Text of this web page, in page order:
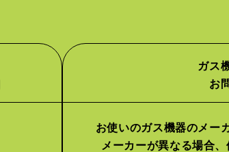
ガス
お
お使いのガス機器のメー
メーカーが異なる場合、